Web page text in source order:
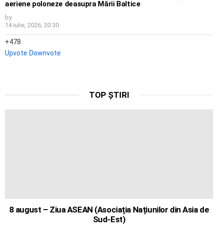
aeriene poloneze deasupra Mării Baltice
by
14 iulie, 2026, 20:30
478
Upvote Downvote
TOP ȘTIRI
8 august – Ziua ASEAN (Asociația Națiunilor din Asia de
Sud-Est)